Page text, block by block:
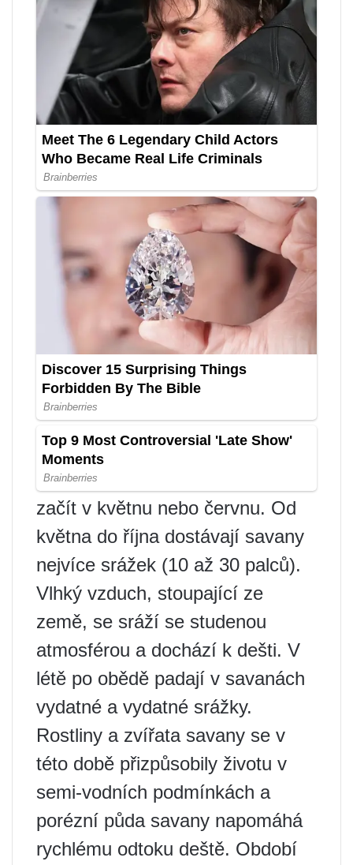
začít v květnu nebo červnu. Od
května do října dostávají savany
nejvíce srážek (10 až 30 palců).
Vlhký vzduch, stoupající ze
země, se sráží se studenou
atmosférou a dochází k dešti. V
létě po obědě padají v savanách
vydatné a vydatné srážky.
Rostliny a zvířata savany se v
této době přizpůsobily životu v
semi-vodních podmínkách a
porézní půda savany napomáhá
rychlému odtoku deště. Období